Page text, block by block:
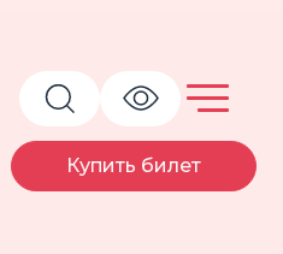
Купить билет